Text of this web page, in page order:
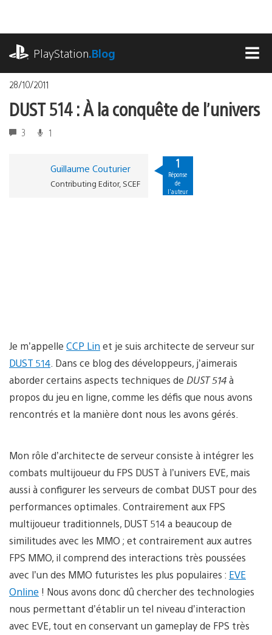
contenu
PlayStation.Blog
28/10/2011
DUST 514 : À la conquête de l’univers
3 1
Guillaume Couturier
Contributing Editor, SCEF
1
Réponse
de
l'auteur
Je m’appelle CCP Lin et je suis architecte de serveur sur
DUST 514 . Dans ce blog des développeurs, j’aimerais
aborder certains aspects techniques de DUST 514à
propos du jeu en ligne, comme les défis que nous avons
rencontrés et la manière dont nous les avons gérés.
Mon rôle d’architecte de serveur consiste à intégrer les
combats multijoueur du FPS DUST à l’univers EVE, mais
aussi à configurer les serveurs de combat DUST pour des
performances optimales. Contrairement aux FPS
multijoueur traditionnels, DUST 514 a beaucoup de
similitudes avec les MMO ; et contrairement aux autres
FPS MMO, il comprend des interactions très poussées
avec l’un des MMO futuristes les plus populaires : EVE
Online ! Nous avons donc dû chercher des technologies
nous permettant d’établir un tel niveau d’interaction
avec EVE, tout en conservant un gameplay de FPS très